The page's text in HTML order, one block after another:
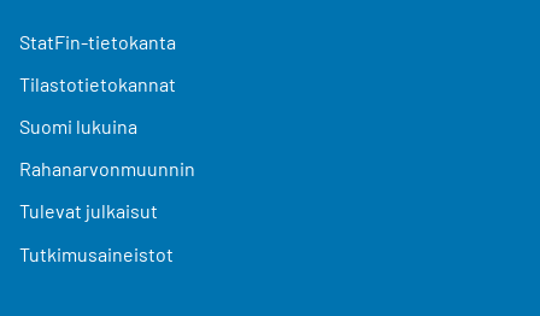
StatFin-tietokanta
Tilastotietokannat
Suomi lukuina
Rahanarvonmuunnin
Tulevat julkaisut
Tutkimusaineistot